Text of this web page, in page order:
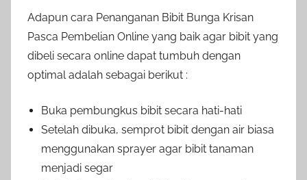
Adapun cara Penanganan Bibit Bunga Krisan
Pasca Pembelian Online yang baik agar bibit yang
dibeli secara online dapat tumbuh dengan
optimal adalah sebagai berikut :
Buka pembungkus bibit secara hati-hati
Setelah dibuka, semprot bibit dengan air biasa
menggunakan sprayer agar bibit tanaman
menjadi segar